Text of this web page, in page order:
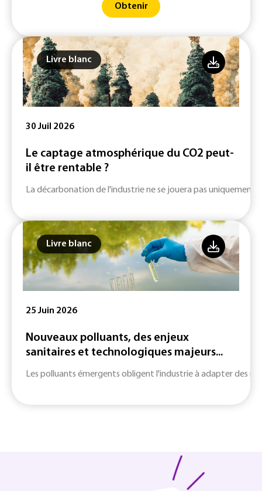
Obtenir
Livre blanc
30 Juil 2026
Le captage atmosphérique du CO2 peut-
il être rentable ?
La décarbonation de l'industrie ne se jouera pas uniquement
Livre blanc
25 Juin 2026
Nouveaux polluants, des enjeux
sanitaires et technologiques majeurs...
Les polluants émergents obligent l'industrie à adapter des